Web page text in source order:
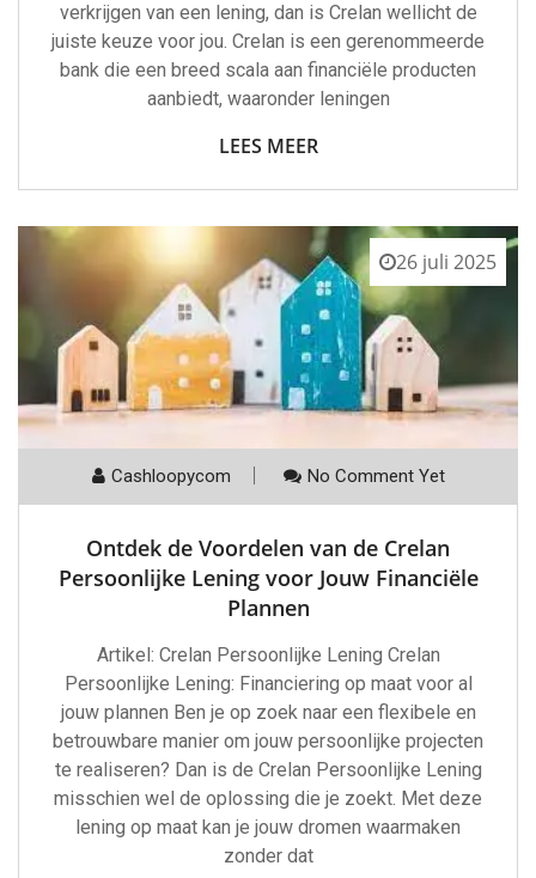
verkrijgen van een lening, dan is Crelan wellicht de
juiste keuze voor jou. Crelan is een gerenommeerde
bank die een breed scala aan financiële producten
aanbiedt, waaronder leningen
LEES MEER
26 juli 2025
Cashloopycom No Comment Yet
Ontdek de Voordelen van de Crelan
Persoonlijke Lening voor Jouw Financiële
Plannen
Artikel: Crelan Persoonlijke Lening Crelan
Persoonlijke Lening: Financiering op maat voor al
jouw plannen Ben je op zoek naar een flexibele en
betrouwbare manier om jouw persoonlijke projecten
te realiseren? Dan is de Crelan Persoonlijke Lening
misschien wel de oplossing die je zoekt. Met deze
lening op maat kan je jouw dromen waarmaken
zonder dat